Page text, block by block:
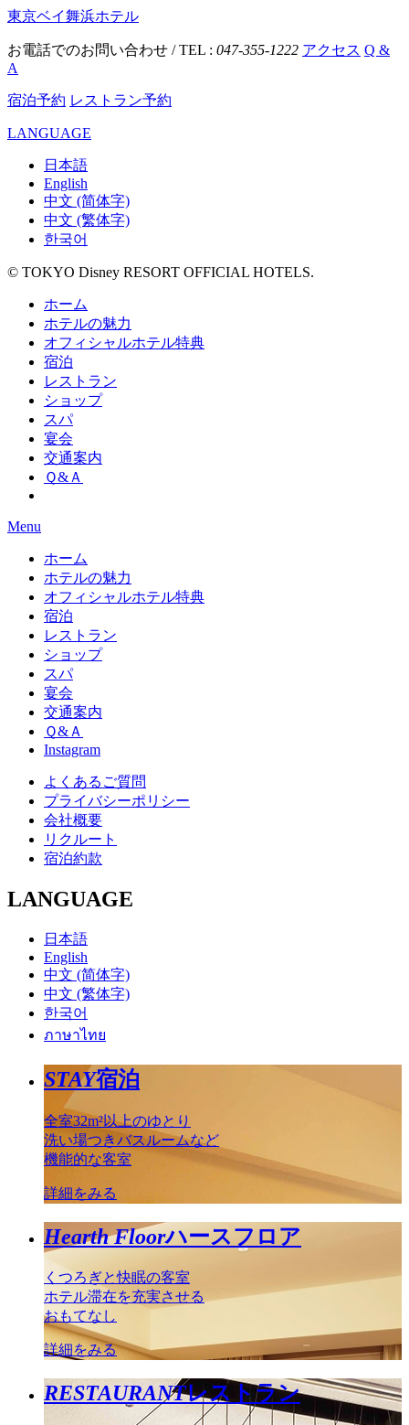
東京ベイ舞浜ホテル
お電話でのお問い合わせ / TEL : 047-355-1222 アクセス Q &
A
宿泊予約 レストラン予約
LANGUAGE
日本語
English
中文 (简体字)
中文 (繁体字)
한국어
© TOKYO Disney RESORT OFFICIAL HOTELS.
ホーム
ホテルの魅力
オフィシャルホテル特典
宿泊
レストラン
ショップ
スパ
宴会
交通案内
Ｑ&Ａ
Menu
ホーム
ホテルの魅力
オフィシャルホテル特典
宿泊
レストラン
ショップ
スパ
宴会
交通案内
Ｑ&Ａ
Instagram
よくあるご質問
プライバシーポリシー
会社概要
リクルート
宿泊約款
LANGUAGE
日本語
English
中文 (简体字)
中文 (繁体字)
한국어
ภาษาไทย
STAY宿泊
全室32m²以上のゆとり
洗い場つきバスルームなど
機能的な客室
詳細をみる
Hearth Floorハースフロア
くつろぎと快眠の客室
ホテル滞在を充実させる
おもてなし
詳細をみる
RESTAURANTレストラン